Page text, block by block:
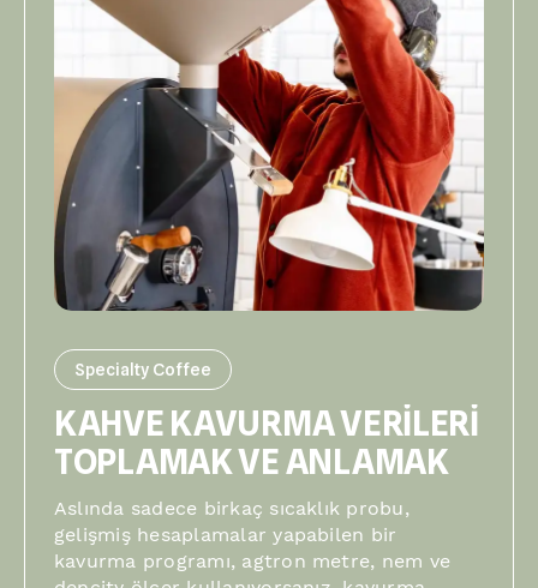
Specialty Coffee
KAHVE KAVURMA VERİLERİ
TOPLAMAK VE ANLAMAK
Aslında sadece birkaç sıcaklık probu,
gelişmiş hesaplamalar yapabilen bir
kavurma programı, agtron metre, nem ve